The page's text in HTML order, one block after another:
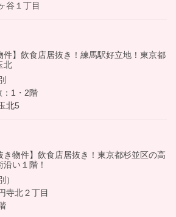
谷１丁目
件】飲食店居抜き！練馬駅好立地！東京都
北
1・2階
北5
き物件】飲食店居抜き！東京都杉並区の高
い１階！
）
寺北２丁目